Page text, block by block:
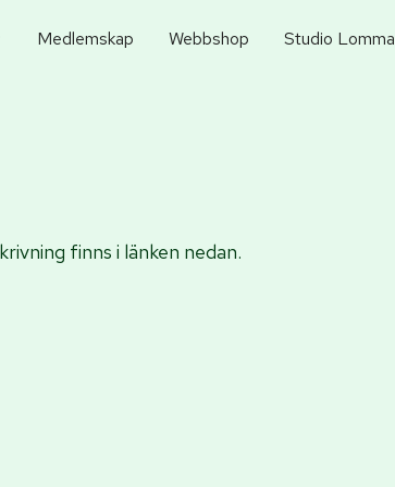
Medlemskap Webbshop Studio Lomma
finns i länken nedan.